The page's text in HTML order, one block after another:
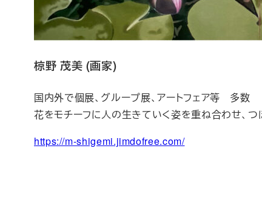
椋野 茂美 (画家)
国内外で個展、グループ展、アートフェア等 多数
花をモチーフに人の生きていく姿を重ね合わせ、つ
https://m-shigemi.jimdofree.com/